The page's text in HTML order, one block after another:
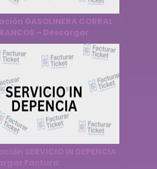
GASOLINERA CORRAL
– Descargar
SERVICIO IN DEPENCIA
Factura